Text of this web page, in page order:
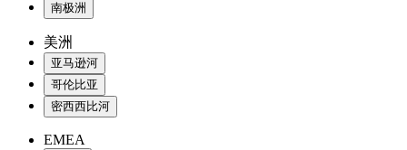
南极洲
美洲
亚马逊河
哥伦比亚
密西西比河
EMEA